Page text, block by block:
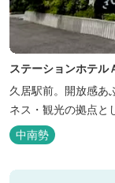
ステーションホテル
久居駅前。開放感あ
ネス・観光の拠点と
中南勢